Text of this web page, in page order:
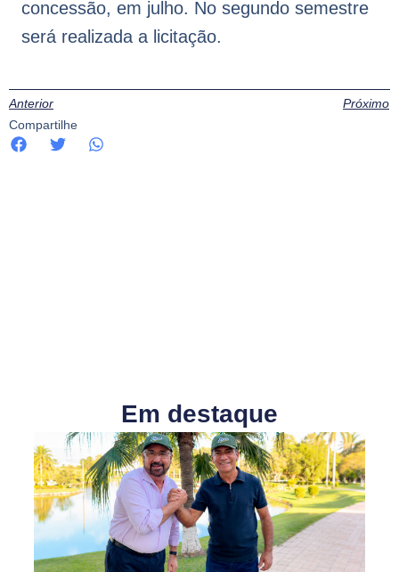
concessão, em julho. No segundo semestre
será realizada a licitação.
Anterior
Próximo
Compartilhe
Em destaque